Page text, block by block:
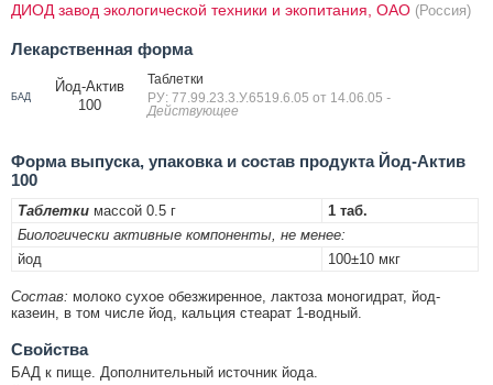
ДИОД завод экологической техники и экопитания, ОАО (Россия)
Лекарственная форма
БАД
Йод-Актив
100
Таблетки
РУ: 77.99.23.3.У.6519.6.05 от 14.06.05 -
Действующее
Форма выпуска, упаковка и состав продукта Йод-Актив
100
Таблетки массой 0.5 г
1 таб.
Биологически активные компоненты, не менее:
йод
100±10 мкг
Состав: молоко сухое обезжиренное, лактоза моногидрат, йод-
казеин, в том числе йод, кальция стеарат 1-водный.
Свойства
БАД к пище. Дополнительный источник йода.